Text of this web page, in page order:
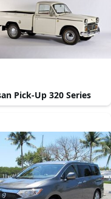
Pick-Up 320 Series